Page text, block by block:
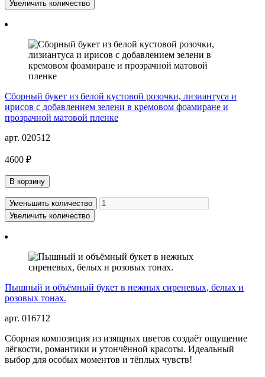
Увеличить количество
Сборный букет из белой кустовой розочки, лизиантуса и
ирисов с добавлением зелени в кремовом фоамиране и
прозрачной матовой пленке
арт. 020512
4600 ₽
В корзину
Уменьшить количество
Увеличить количество
Пышный и объёмный букет в нежных сиреневых, белых и
розовых тонах.
арт. 016712
Сборная композиция из изящных цветов создаёт ощущение
лёгкости, романтики и утончённой красоты. Идеальный
выбор для особых моментов и тёплых чувств!